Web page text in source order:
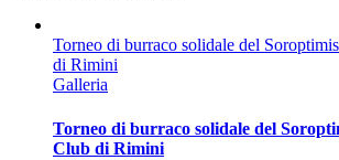
Torneo di burraco solidale del
di Rimini
Galleria
Torneo di burraco solidale del
Club di Rimini